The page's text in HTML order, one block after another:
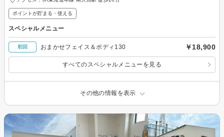
ポイントが貯まる・使える
スペシャルメニュー
初回 おまかせフェイス＆ボディ130 ￥18,900
すべてのスペシャルメニューを見る
その他の情報を表示